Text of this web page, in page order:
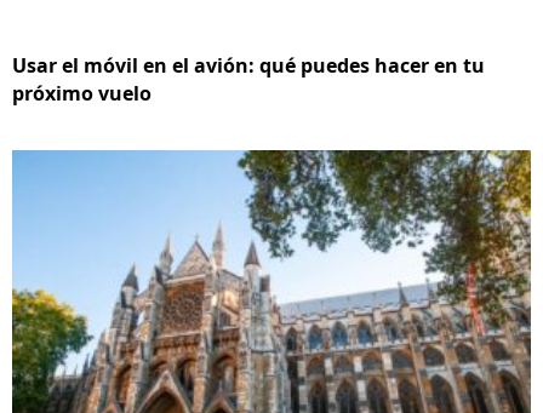
Usar el móvil en el avión: qué puedes hacer en tu
próximo vuelo